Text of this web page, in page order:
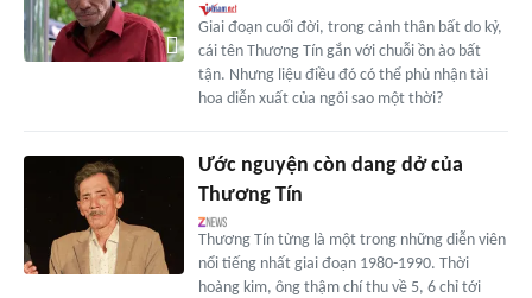
Giai đoạn cuối đời, trong cảnh thân bất do kỷ,
cái tên Thương Tín gắn với chuỗi ồn ào bất
tận. Nhưng liệu điều đó có thể phủ nhận tài
hoa diễn xuất của ngôi sao một thời?
Ước nguyện còn dang dở của
Thương Tín
Thương Tín từng là một trong những diễn viên
nổi tiếng nhất giai đoạn 1980-1990. Thời
hoàng kim, ông thậm chí thu về 5, 6 chỉ tới